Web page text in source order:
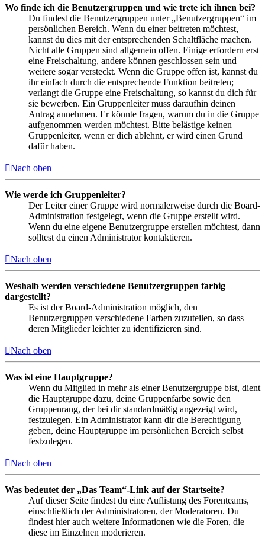
Wo finde ich die Benutzergruppen und wie trete ich ihnen bei?
Du findest die Benutzergruppen unter „Benutzergruppen“ im
persönlichen Bereich. Wenn du einer beitreten möchtest,
kannst du dies mit der entsprechenden Schaltfläche machen.
Nicht alle Gruppen sind allgemein offen. Einige erfordern erst
eine Freischaltung, andere können geschlossen sein und
weitere sogar versteckt. Wenn die Gruppe offen ist, kannst du
ihr einfach durch die entsprechende Funktion beitreten;
verlangt die Gruppe eine Freischaltung, so kannst du dich für
sie bewerben. Ein Gruppenleiter muss daraufhin deinen
Antrag annehmen. Er könnte fragen, warum du in die Gruppe
aufgenommen werden möchtest. Bitte belästige keinen
Gruppenleiter, wenn er dich ablehnt, er wird einen Grund
dafür haben.
Nach oben
Wie werde ich Gruppenleiter?
Der Leiter einer Gruppe wird normalerweise durch die Board-
Administration festgelegt, wenn die Gruppe erstellt wird.
Wenn du eine eigene Benutzergruppe erstellen möchtest, dann
solltest du einen Administrator kontaktieren.
Nach oben
Weshalb werden verschiedene Benutzergruppen farbig
dargestellt?
Es ist der Board-Administration möglich, den
Benutzergruppen verschiedene Farben zuzuteilen, so dass
deren Mitglieder leichter zu identifizieren sind.
Nach oben
Was ist eine Hauptgruppe?
Wenn du Mitglied in mehr als einer Benutzergruppe bist, dient
die Hauptgruppe dazu, deine Gruppenfarbe sowie den
Gruppenrang, der bei dir standardmäßig angezeigt wird,
festzulegen. Ein Administrator kann dir die Berechtigung
geben, deine Hauptgruppe im persönlichen Bereich selbst
festzulegen.
Nach oben
Was bedeutet der „Das Team“-Link auf der Startseite?
Auf dieser Seite findest du eine Auflistung des Forenteams,
einschließlich der Administratoren, der Moderatoren. Du
findest hier auch weitere Informationen wie die Foren, die
diese im Einzelnen moderieren.